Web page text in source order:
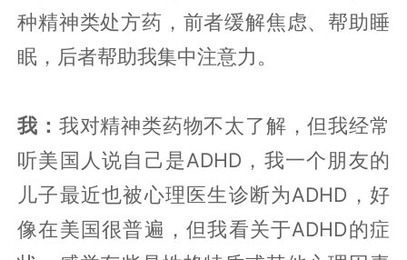
种精神类处方药，前者缓解焦虑、帮助睡
眠，后者帮助我集中注意力。
我： 我对精神类药物不太了解，但我经常
听美国人说自己是ADHD，我一个朋友的
儿子最近也被心理医生诊断为ADHD，好
像在美国很普遍，但我看关于ADHD的症